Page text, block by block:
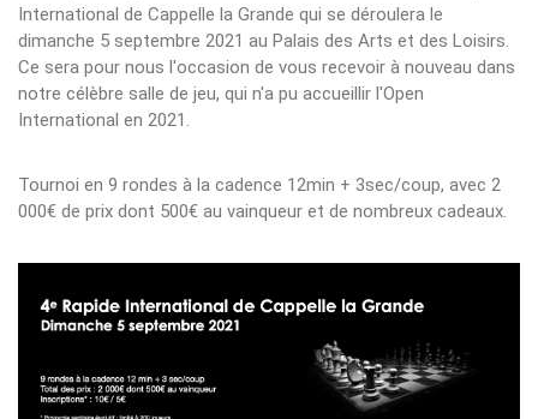
International de Cappelle la Grande qui se déroulera le
dimanche 5 septembre 2021 au Palais des Arts et des Loisirs.
Ce sera pour nous l'occasion de vous recevoir à nouveau dans
notre célèbre salle de jeu, qui n'a pu accueillir l'Open
International en 2021.
Tournoi en 9 rondes à la cadence 12min + 3sec/coup, avec 2
000€ de prix dont 500€ au vainqueur et de nombreux cadeaux.